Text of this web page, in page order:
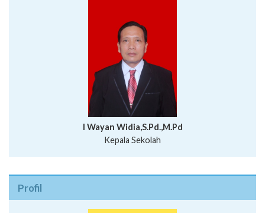
I Wayan Widia,S.Pd.,M.Pd
Kepala Sekolah
Profil